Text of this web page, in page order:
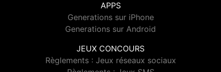
APPS
Generations sur iPhone
Generations sur Android
JEUX CONCOURS
Règlements : Jeux réseaux sociaux